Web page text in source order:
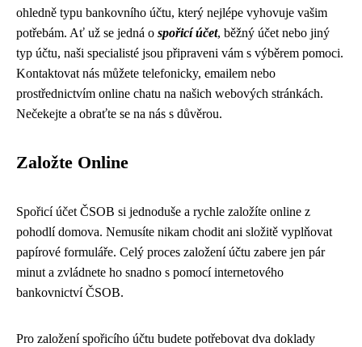
ohledně typu bankovního účtu, který nejlépe vyhovuje vašim
potřebám. Ať už se jedná o spořicí účet, běžný účet nebo jiný
typ účtu, naši specialisté jsou připraveni vám s výběrem pomoci.
Kontaktovat nás můžete telefonicky, emailem nebo
prostřednictvím online chatu na našich webových stránkách.
Nečekejte a obraťte se na nás s důvěrou.
Založte Online
Spořicí účet ČSOB si jednoduše a rychle založíte online z
pohodlí domova. Nemusíte nikam chodit ani složitě vyplňovat
papírové formuláře. Celý proces založení účtu zabere jen pár
minut a zvládnete ho snadno s pomocí internetového
bankovnictví ČSOB.
Pro založení spořicího účtu budete potřebovat dva doklady